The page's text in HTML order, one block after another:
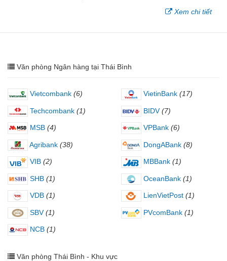
Xem chi tiết
Văn phòng Ngân hàng tại Thái Bình
Vietcombank (6) VietinBank (17)
Techcombank (1) BIDV (7)
MSB (4) VPBank (6)
Agribank (38) DongABank (8)
VIB (2) MBBank (1)
SHB (1) OceanBank (1)
VDB (1) LienVietPost (1)
SBV (1) PVcomBank (1)
NCB (1)
Văn phòng Thái Bình - Khu vực